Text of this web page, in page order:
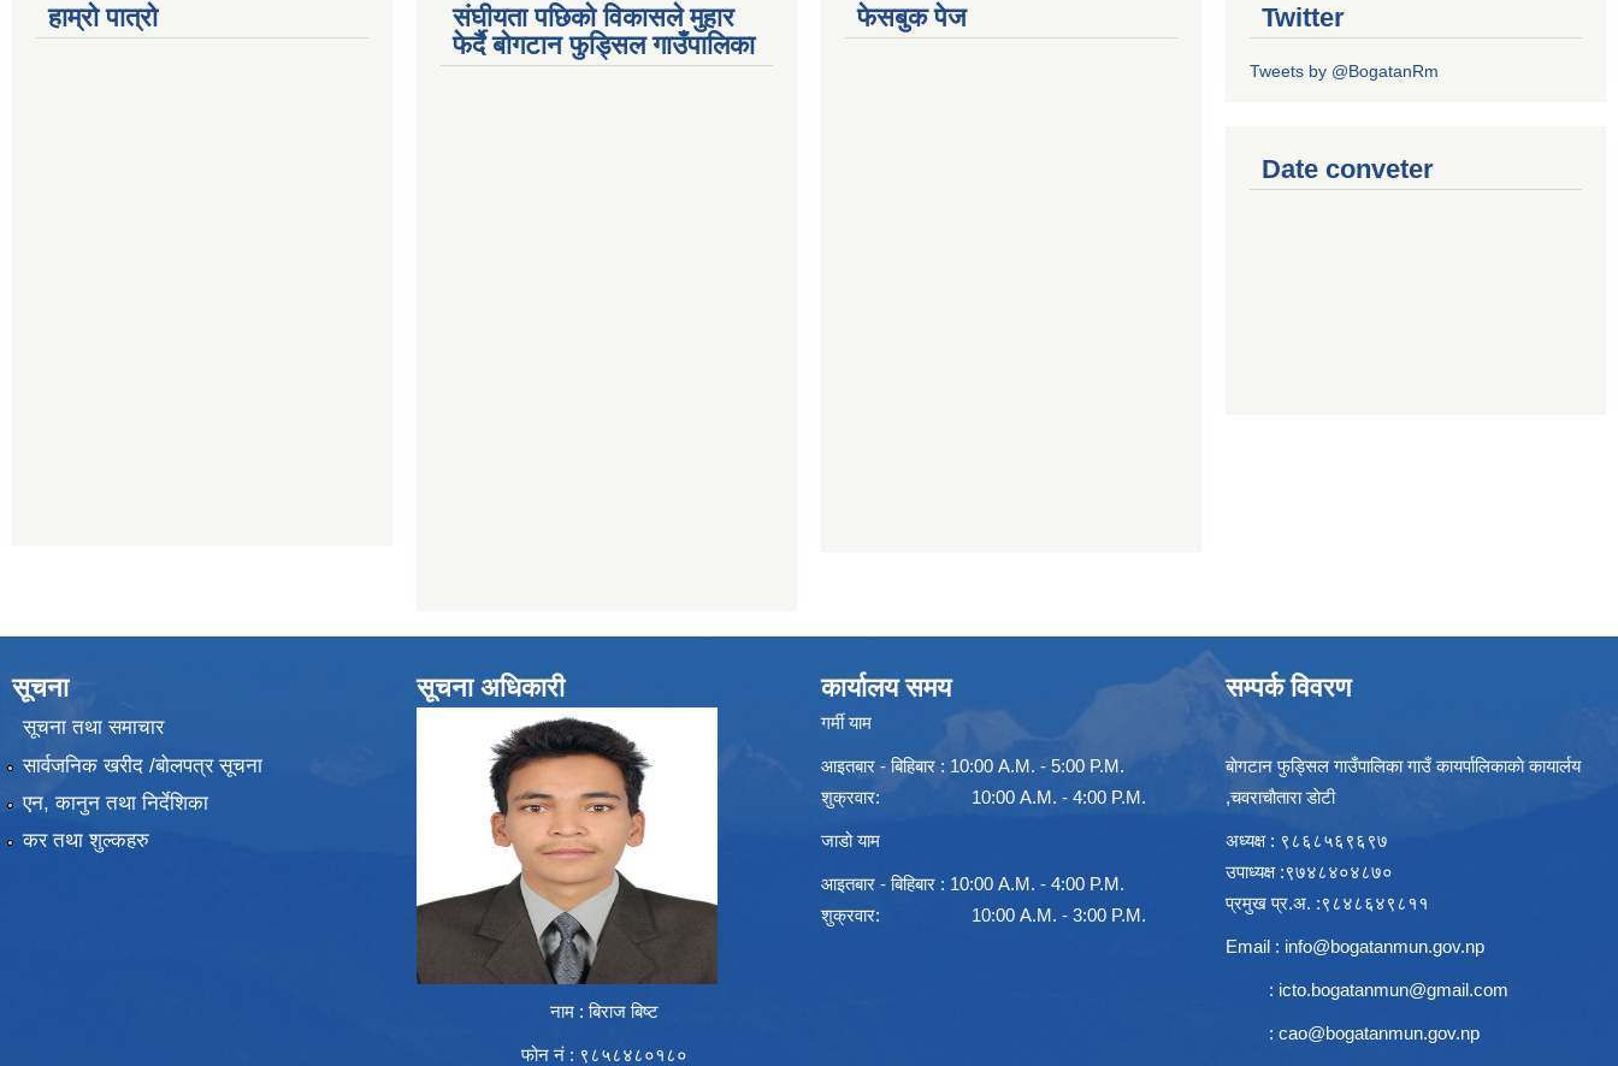
हाम्रो पात्रो
संघीयता पछिको विकासले मुहार
फेर्दै बोगटान फुड्सिल गाउँपालिका
फेसबुक पेज Twitter
Tweets by @BogatanRm
Date conveter
सूचना
सूचना तथा समाचार
सार्वजनिक खरीद /बोलपत्र सूचना
एन, कानुन तथा निर्देशिका
कर तथा शुल्कहरु
सूचना अधिकारी
नाम : बिराज बिष्ट
फोन नं : ९८५८४८०१८०
कार्यालय समय
गर्मी याम
आइतबार - बिहिबार : 10:00 A.M. - 5:00 P.M.
शुक्रवार: 10:00 A.M. - 4:00 P.M.
जाडो याम
आइतबार - बिहिबार : 10:00 A.M. - 4:00 P.M.
शुक्रवार: 10:00 A.M. - 3:00 P.M.
सम्पर्क विवरण
बाेगटान फुड्सिल गाउँपालिका गाउँ कायर्पालिकाकाे कायार्लय
,चवराचाैतारा डाेटी
अध्यक्ष : ९८६८५६९६९७
उपाध्यक्ष :९७४८४०४८७०
प्रमुख प्र.अ. :९८४८६४९८११
Email : info@bogatanmun.gov.np
: icto.bogatanmun@gmail.com
: cao@bogatanmun.gov.np